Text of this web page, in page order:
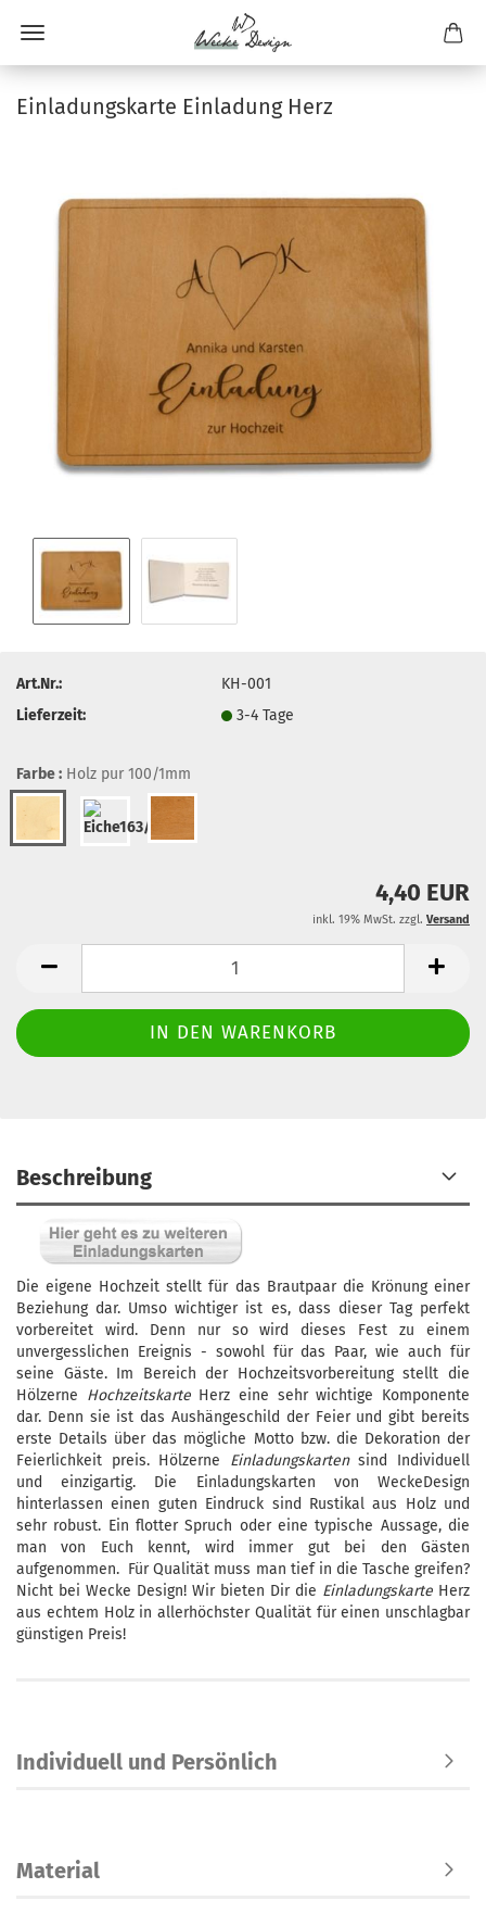
Einladungskarte Einladung Herz
Art.Nr.:
KH-001
Lieferzeit:
3-4 Tage
Farbe : Holz pur 100/1mm
4,40 EUR
inkl. 19% MwSt. zzgl. Versand
Beschreibung
Die eigene Hochzeit stellt für das Brautpaar die Krönung einer
Beziehung dar. Umso wichtiger ist es, dass dieser Tag perfekt
vorbereitet wird. Denn nur so wird dieses Fest zu einem
unvergesslichen Ereignis - sowohl für das Paar, wie auch für
seine Gäste. Im Bereich der Hochzeitsvorbereitung stellt die
Hölzerne HochzeitskarteHerz eine sehr wichtige Komponente
dar. Denn sie ist das Aushängeschild der Feier und gibt bereits
erste Details über das mögliche Motto bzw. die Dekoration der
Feierlichkeit preis. Hölzerne Einladungskartensind Individuell
und einzigartig. Die Einladungskarten von WeckeDesign
hinterlassen einen guten Eindruck sind Rustikal aus Holz und
sehr robust. Ein flotter Spruch oder eine typische Aussage, die
man von Euch kennt, wird immer gut bei den Gästen
aufgenommen. Für Qualität muss man tief in die Tasche greifen?
Nicht bei Wecke Design! Wir bieten Dir die Einladungskarte Herz
aus echtem Holz in allerhöchster Qualität für einen unschlagbar
günstigen Preis!
Individuell und Persönlich
Material